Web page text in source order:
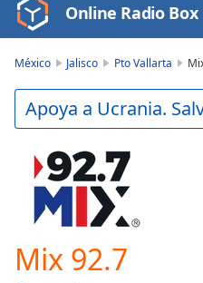
Video
Player
Play
Video
Skip
Backward
Skip
Forward
Current
Time
0:00
Online Radio Box
México Jalisco Pto Vallarta
Apoya a Ucrania.
Mix 92.7